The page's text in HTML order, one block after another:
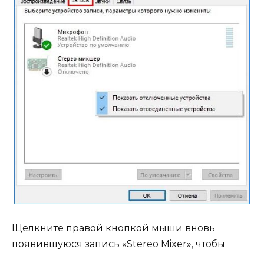
Щелкните правой кнопкой мыши вновь
появившуюся запись «Stereo Mixer», чтобы